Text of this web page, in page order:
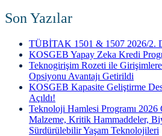
Son Yazılar
TÜBİTAK 1501 & 1507 2026/2.
KOSGEB Yapay Zeka Kredi
Teknogirişim Rozeti ile Girişimlere
Opsiyonu Avantajı Getirildi
KOSGEB Kapasite Geliştirme
Açıldı!
Teknoloji Hamlesi Programı 2026
Malzeme, Kritik Hammaddeler,
Sürdürülebilir Yaşam Teknolojileri